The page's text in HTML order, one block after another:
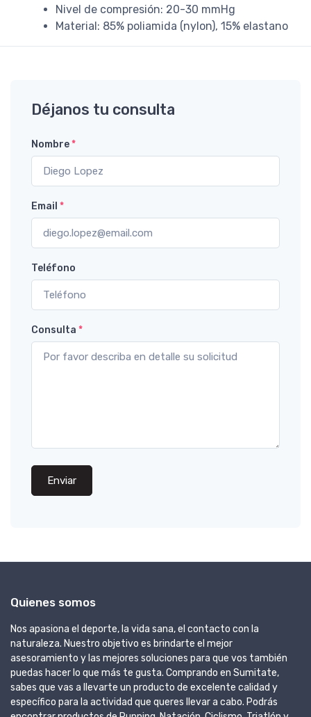
Nivel de compresión: 20-30 mmHg
Material: 85% poliamida (nylon), 15% elastano
Déjanos tu consulta
Nombre*
Email *
Teléfono
Consulta *
Enviar
Quienes somos
Nos apasiona el deporte, la vida sana, el contacto con la
naturaleza. Nuestro objetivo es brindarte el mejor
asesoramiento y las mejores soluciones para que vos también
puedas hacer lo que más te gusta. Comprando en Sumitate,
sabes que vas a llevarte un producto de excelente calidad y
específico para la actividad que queres llevar a cabo. Podrás